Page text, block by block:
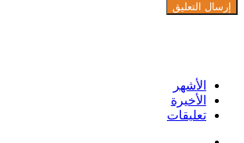
الأشهر
الأخيرة
تعليقات